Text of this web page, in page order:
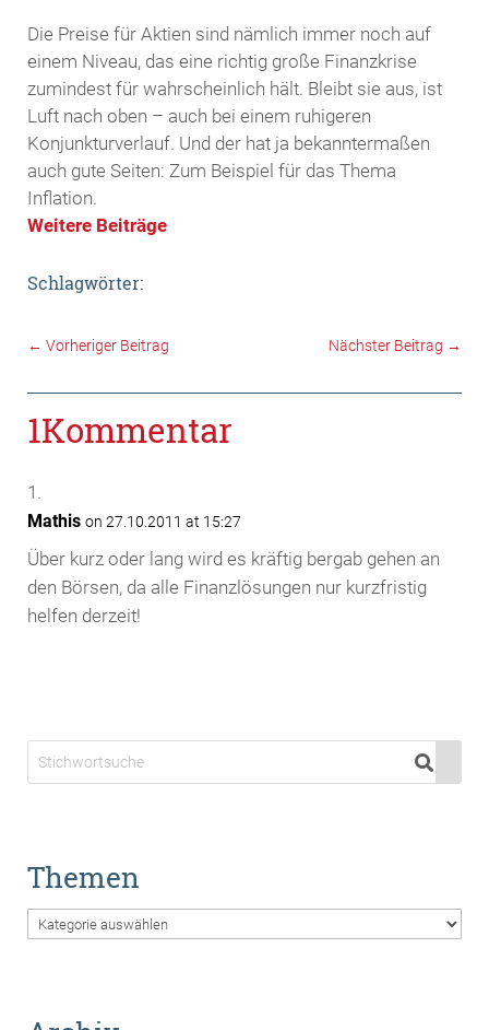
Die Preise für Aktien sind nämlich immer noch auf
einem Niveau, das eine richtig große Finanzkrise
zumindest für wahrscheinlich hält. Bleibt sie aus, ist
Luft nach oben – auch bei einem ruhigeren
Konjunkturverlauf. Und der hat ja bekanntermaßen
auch gute Seiten: Zum Beispiel für das Thema
Inflation.
Weitere Beiträge
Schlagwörter:
← Vorheriger Beitrag Nächster Beitrag →
1Kommentar
Mathis on 27.10.2011 at 15:27
Über kurz oder lang wird es kräftig bergab gehen an
den Börsen, da alle Finanzlösungen nur kurzfristig
helfen derzeit!
Themen
Themen